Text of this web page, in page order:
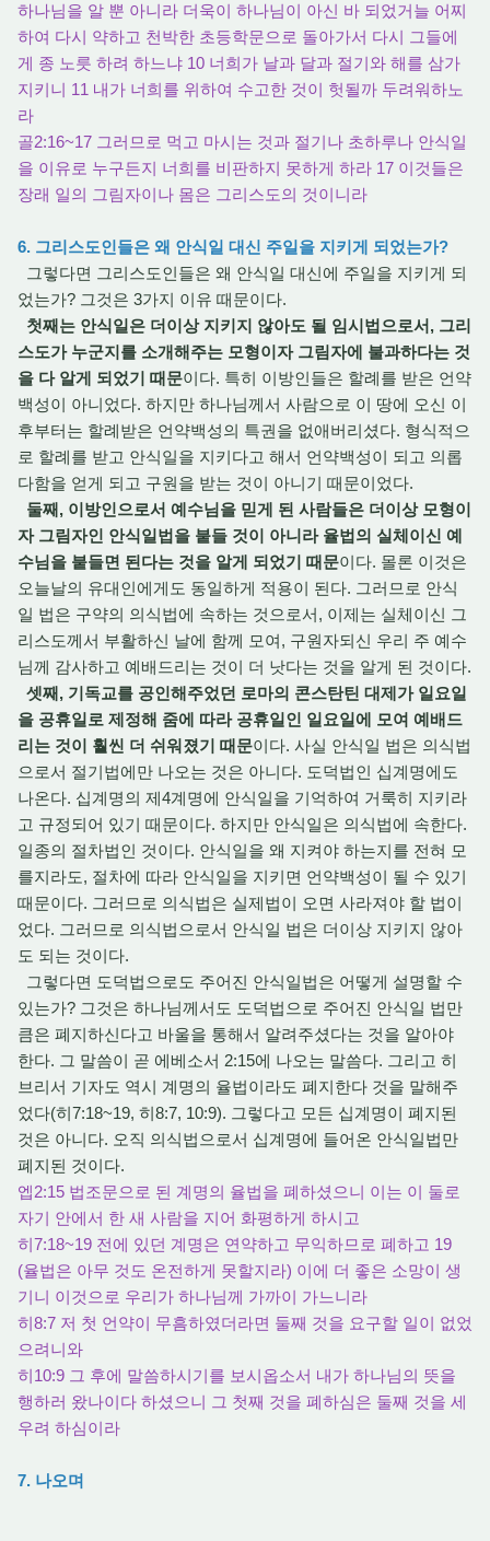
하나님을 알 뿐 아니라 더욱이 하나님이 아신 바 되었거늘 어찌
하여 다시 약하고 천박한 초등학문으로 돌아가서 다시 그들에
게 종 노릇 하려 하느냐 10 너희가 날과 달과 절기와 해를 삼가
지키니 11 내가 너희를 위하여 수고한 것이 헛될까 두려워하노
라
골2:16~17 그러므로 먹고 마시는 것과 절기나 초하루나 안식일
을 이유로 누구든지 너희를 비판하지 못하게 하라 17 이것들은
장래 일의 그림자이나 몸은 그리스도의 것이니라
6. 그리스도인들은 왜 안식일 대신 주일을 지키게 되었는가?
그렇다면 그리스도인들은 왜 안식일 대신에 주일을 지키게 되
었는가? 그것은 3가지 이유 때문이다.
첫째는 안식일은 더이상 지키지 않아도 될 임시법으로서, 그리
스도가 누군지를 소개해주는 모형이자 그림자에 불과하다는 것
을 다 알게 되었기 때문이다. 특히 이방인들은 할례를 받은 언약
백성이 아니었다. 하지만 하나님께서 사람으로 이 땅에 오신 이
후부터는 할례받은 언약백성의 특권을 없애버리셨다. 형식적으
로 할례를 받고 안식일을 지키다고 해서 언약백성이 되고 의롭
다함을 얻게 되고 구원을 받는 것이 아니기 때문이었다.
둘째, 이방인으로서 예수님을 믿게 된 사람들은 더이상 모형이
자 그림자인 안식일법을 붙들 것이 아니라 율법의 실체이신 예
수님을 붙들면 된다는 것을 알게 되었기 때문이다. 몰론 이것은
오늘날의 유대인에게도 동일하게 적용이 된다. 그러므로 안식
일 법은 구약의 의식법에 속하는 것으로서, 이제는 실체이신 그
리스도께서 부활하신 날에 함께 모여, 구원자되신 우리 주 예수
님께 감사하고 예배드리는 것이 더 낫다는 것을 알게 된 것이다.
셋째, 기독교를 공인해주었던 로마의 콘스탄틴 대제가 일요일
을 공휴일로 제정해 줌에 따라 공휴일인 일요일에 모여 예배드
리는 것이 훨씬 더 쉬워졌기 때문이다. 사실 안식일 법은 의식법
으로서 절기법에만 나오는 것은 아니다. 도덕법인 십계명에도
나온다. 십계명의 제4계명에 안식일을 기억하여 거룩히 지키라
고 규정되어 있기 때문이다. 하지만 안식일은 의식법에 속한다.
일종의 절차법인 것이다. 안식일을 왜 지켜야 하는지를 전혀 모
를지라도, 절차에 따라 안식일을 지키면 언약백성이 될 수 있기
때문이다. 그러므로 의식법은 실제법이 오면 사라져야 할 법이
었다. 그러므로 의식법으로서 안식일 법은 더이상 지키지 않아
도 되는 것이다.
그렇다면 도덕법으로도 주어진 안식일법은 어떻게 설명할 수
있는가? 그것은 하나님께서도 도덕법으로 주어진 안식일 법만
큼은 폐지하신다고 바울을 통해서 알려주셨다는 것을 알아야
한다. 그 말씀이 곧 에베소서 2:15에 나오는 말씀다. 그리고 히
브리서 기자도 역시 계명의 율법이라도 폐지한다 것을 말해주
었다(히7:18~19, 히8:7, 10:9). 그렇다고 모든 십계명이 폐지된
것은 아니다. 오직 의식법으로서 십계명에 들어온 안식일법만
폐지된 것이다.
엡2:15 법조문으로 된 계명의 율법을 폐하셨으니 이는 이 둘로
자기 안에서 한 새 사람을 지어 화평하게 하시고
히7:18~19 전에 있던 계명은 연약하고 무익하므로 폐하고 19
(율법은 아무 것도 온전하게 못할지라) 이에 더 좋은 소망이 생
기니 이것으로 우리가 하나님께 가까이 가느니라
히8:7 저 첫 언약이 무흠하였더라면 둘째 것을 요구할 일이 없었
으려니와
히10:9 그 후에 말씀하시기를 보시옵소서 내가 하나님의 뜻을
행하러 왔나이다 하셨으니 그 첫째 것을 폐하심은 둘째 것을 세
우려 하심이라
7. 나오며